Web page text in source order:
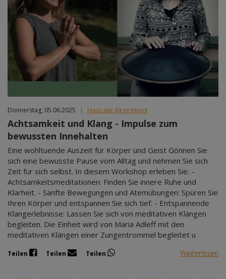
Donnerstag, 05.06.2025 | Haus der Begegnung
Achtsamkeit und Klang - Impulse zum
bewussten Innehalten
Eine wohltuende Auszeit für Körper und Geist Gönnen Sie
sich eine bewusste Pause vom Alltag und nehmen Sie sich
Zeit für sich selbst. In diesem Workshop erleben Sie: -
Achtsamkeitsmeditationen: Finden Sie innere Ruhe und
Klarheit. - Sanfte Bewegungen und Atemübungen: Spüren Sie
Ihren Körper und entspannen Sie sich tief. - Entspannende
Klangerlebnisse: Lassen Sie sich von meditativen Klängen
begleiten. Die Einheit wird von Maria Adleff mit den
meditativen Klängen einer Zungentrommel begleitet u
Teilen Teilen Teilen Weiterlesen